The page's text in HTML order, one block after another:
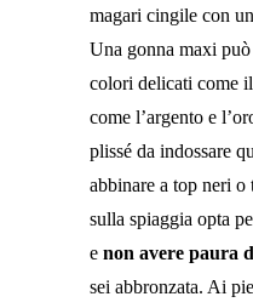
magari cingile con
Una gonna maxi
colori delicati come
come l’argento e
plissé da indossare
abbinare a top neri o
sulla spiaggia opta
e non avere paura
sei abbronzata. Ai